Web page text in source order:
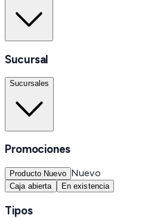
Sucursal
Sucursales
Promociones
Producto Nuevo Nuevo
Caja abierta En existencia
Tipos